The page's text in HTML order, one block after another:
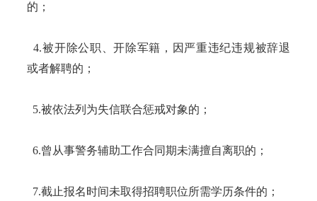
的；
4.被开除公职、开除军籍，因严重违纪违规被辞退
或者解聘的；
5.被依法列为失信联合惩戒对象的；
6.曾从事警务辅助工作合同期未满擅自离职的；
7.截止报名时间未取得招聘职位所需学历条件的；